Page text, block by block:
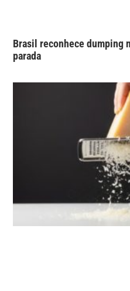
Brasil reconhece dumping
parada